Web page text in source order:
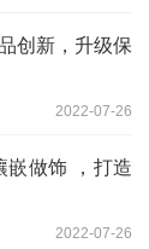
创新，升级保
2022-07-26
嵌做饰 ，打造
2022-07-26